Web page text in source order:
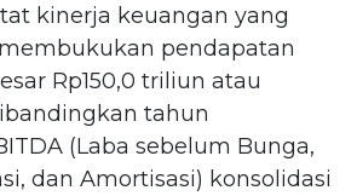
kinerja keuangan yang
pendapatan
Rp150,0 triliun atau
tahun
(Laba sebelum Bunga,
dan Amortisasi) konsolidasi